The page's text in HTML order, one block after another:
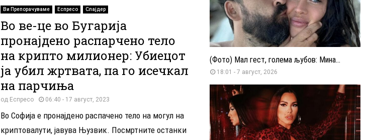
Ви Препорачуваме Еспресо Слајдер
Во ве-це во Бугарија
пронајдено распарчено тело
на крипто милионер: Убиецот
ја убил жртвата, па го исечкал
на парчиња
од Еспресо 06:40 - 17 август, 2023
Во Софија е пронајдено распачено тело на могул на
криптовалути, јавува Њузвик. Посмртните останки
(Фото) Мал гест, голема љубов: Мина...
18:01 - 7 август, 2026